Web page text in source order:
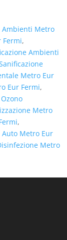
Ambienti Metro
Fermi,
Ambienti
Metro Eur
Eur Fermi,
Ozono
Metro
,
Auto Metro Eur
Metro